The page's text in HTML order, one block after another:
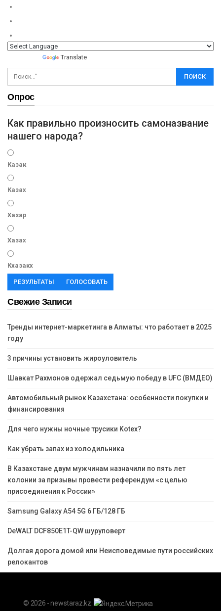
Translate
Опрос
Как правильно произносить самоназвание
нашего народа?
Казак
Казах
Хазар
Хазах
Кхазакх
РЕЗУЛЬТАТЫ ГОЛОСОВАТЬ
Свежие Записи
Тренды интернет-маркетинга в Алматы: что работает в 2025
году
3 причины установить жироуловитель
Шавкат Рахмонов одержал седьмую победу в UFC (ВМДЕО)
Автомобильный рынок Казахстана: особенности покупки и
финансирования
Для чего нужны ночные трусики Kotex?
Как убрать запах из холодильника
В Казахстане двум мужчинам назначили по пять лет
колонии за призывы провести референдум «с целью
присоединения к России»
Samsung Galaxy A54 5G 6 ГБ/128 ГБ
DeWALT DCF850E1T-QW шуруповерт
Долгая дорога домой или Неисповедимые пути российских
релокантов
© 2026 - newstaraz.kz.